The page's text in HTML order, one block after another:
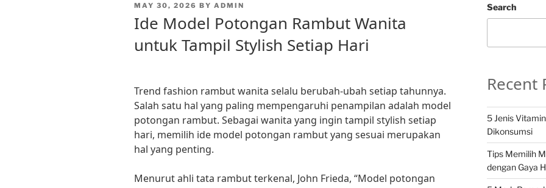
POSTED
MAY 30, 2026 BY ADMIN
Ide Model Potongan Rambut Wanita
untuk Tampil Stylish Setiap Hari
Trend fashion rambut wanita selalu berubah-ubah setiap tahunnya.
Salah satu hal yang paling mempengaruhi penampilan adalah model
potongan rambut. Sebagai wanita yang ingin tampil stylish setiap
hari, memilih ide model potongan rambut yang sesuai merupakan
hal yang penting.
Menurut ahli tata rambut terkenal, John Frieda, “Model potongan
Search
Recent
5 Jenis
Dikonsumsi
Tips Memilih
dengan Gaya